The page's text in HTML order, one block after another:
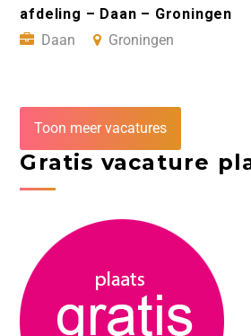
afdeling – Daan – Groningen
Daan
Groningen
Toon meer vacatures
Gratis vacature